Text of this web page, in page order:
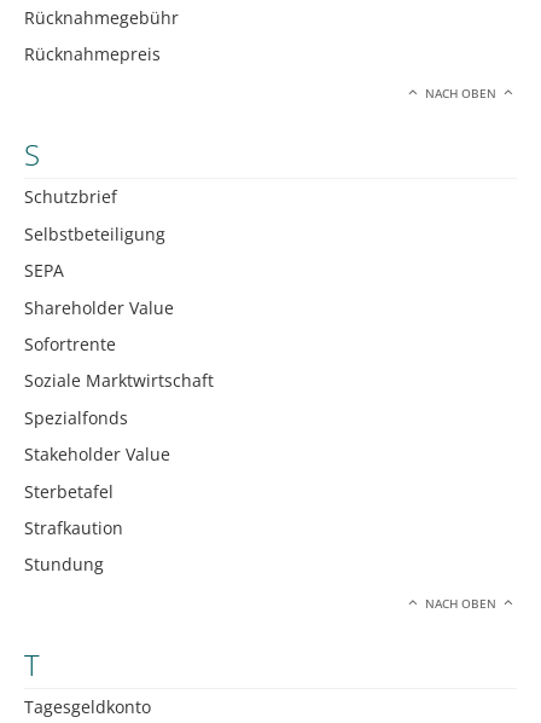
Rücknahmegebühr
Rücknahmepreis
NACH OBEN
S
Schutzbrief
Selbstbeteiligung
SEPA
Shareholder Value
Sofortrente
Soziale Marktwirtschaft
Spezialfonds
Stakeholder Value
Sterbetafel
Strafkaution
Stundung
NACH OBEN
T
Tagesgeldkonto